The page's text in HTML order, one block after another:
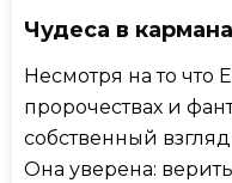
Чудеса в
Несмотря на то что
пророчествах и
собственный
Она уверена: